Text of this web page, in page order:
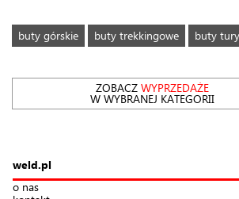
buty górskie buty trekkingowe buty
ZOBACZWYPRZEDAŻE
W WYBRANEJ KATEGORII
weld.pl
o nas